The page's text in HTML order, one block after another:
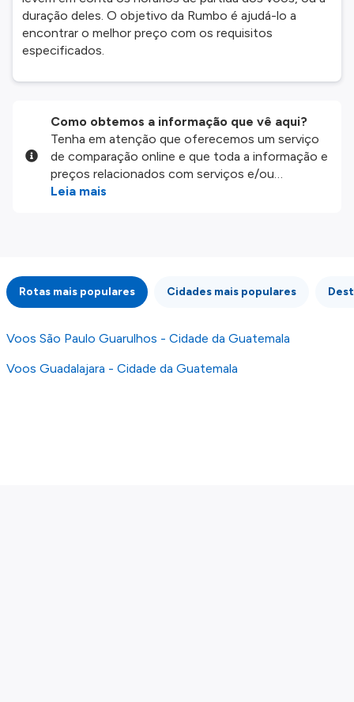
duração deles. O objetivo da Rumbo é ajudá-lo a
encontrar o melhor preço com os requisitos
especificados.
Como obtemos a informação que vê aqui?
Tenha em atenção que oferecemos um serviço
de comparação online e que toda a informação e
preços relacionados com serviços e/ou
produtos disponíveis no nosso website são
integridade ou pela precisão da informação
publicada, por isso verifique com atenção todas
as condições no website do parceiro antes de
fazer uma reserva. Para mais detalhes verifique
os nossosTermos e Condições.
Leia mais
Rotas mais populares Cidades mais populares
Voos São Paulo Guarulhos - Cidade da Guatemala
Voos Guadalajara - Cidade da Guatemala